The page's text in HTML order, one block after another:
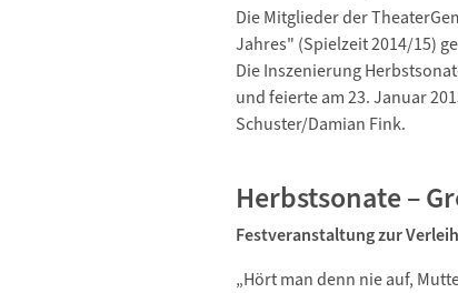
Die Mitglieder der
Jahres" (Spielzeit 2014/15)
Die Inszenierung
und feierte am 23. Januar
Schuster/Damian Fink.
Herbstsonate –
Festveranstaltung zur
„Hört man denn nie auf,